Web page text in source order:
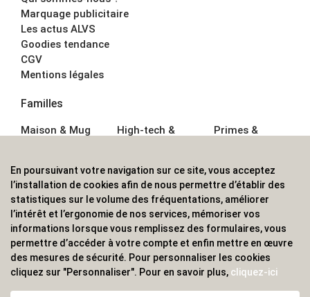
Marquage publicitaire
Les actus ALVS
Goodies tendance
CGV
Mentions légales
Familles
Maison & Mug
Écriture
Bagagerie sacs
High-tech &
Sport &
Outdoor
Enfant
Primes &
Boisson
Textile &
Casquette
Accessoires de
ALVS, fournisseur d'objets publicitaires, pour les
professionnels. Une implantation nationale, une
couverture internationale.
En poursuivant votre navigation sur ce site, vous acceptez
l’installation de cookies afin de nous permettre d’établir des
statistiques sur le volume des fréquentations, améliorer
l’intérêt et l’ergonomie de nos services, mémoriser vos
informations lorsque vous remplissez des formulaires, vous
permettre d’accéder à votre compte et enfin mettre en œuvre
des mesures de sécurité. Pour personnaliser les cookies
cliquez sur "Personnaliser". Pour en savoir plus, cliquez-ici